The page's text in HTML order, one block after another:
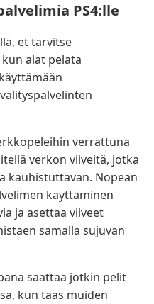
PS4:lle
et tarvitse
alat pelata
verrattuna
verkon viiveitä, jotka
kauhistuttavan. Nopean
käyttäminen
ja asettaa viiveet
samalla sujuvan
saattaa jotkin pelit
kun taas muiden